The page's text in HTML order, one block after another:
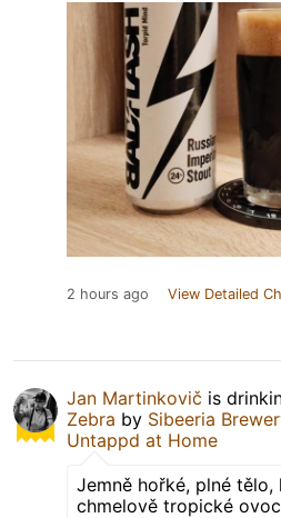
2 hours ago View Detailed
Jan Martinkovič is
Zebra by Sibeeria
Untappd at Home
Jemně hořké, plné tělo,
chmelově tropické